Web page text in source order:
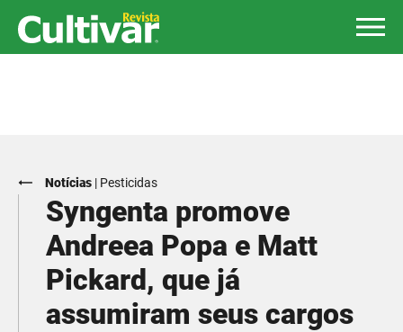
Notícias | Pesticidas
Syngenta promove
Andreea Popa e Matt
Pickard, que já
assumiram seus cargos